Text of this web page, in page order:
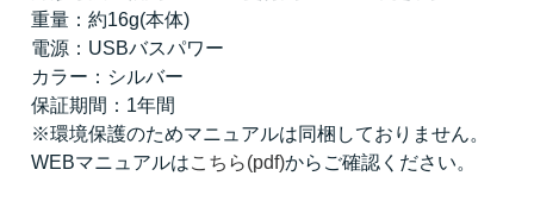
重量：約16g(本体)
電源：USBバスパワー
カラー：シルバー
保証期間：1年間
※環境保護のためマニュアルは同梱しておりません。
WEBマニュアルはこちら(pdf)からご確認ください。